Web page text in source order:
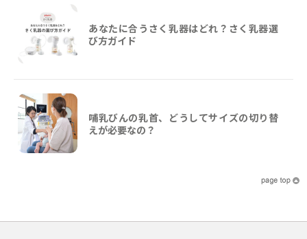
あなたに合うさく乳器はどれ？さく乳器選
び方ガイド
哺乳びんの乳首、どうしてサイズの切り替
えが必要なの？